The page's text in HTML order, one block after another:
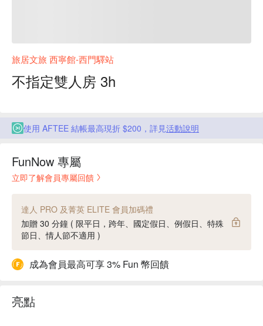
旅居文旅 西寧館-西門驛站
不指定雙人房 3h
使用 AFTEE 結帳最高現折 $200，詳見活動說明
FunNow 專屬
立即了解會員專屬回饋
達人 PRO 及菁英 ELITE 會員加碼禮
加贈 30 分鐘 ( 限平日，跨年、國定假日、例假日、特殊
節日、情人節不適用 )
成為會員最高可享 3% Fun 幣回饋
亮點